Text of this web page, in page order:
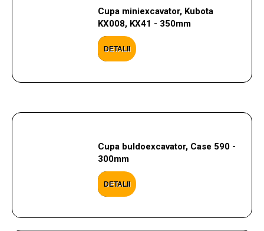
Cupa miniexcavator, Kubota
KX008, KX41 - 350mm
DETALII
Cupa buldoexcavator, Case 590 -
300mm
DETALII